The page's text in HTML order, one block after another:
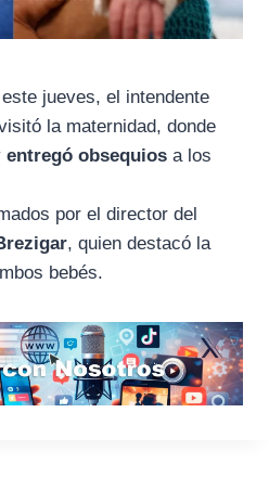
jueves, el intendente
la maternidad, donde
entregó obsequios a los
por el director del
, quien destacó la
bebés.